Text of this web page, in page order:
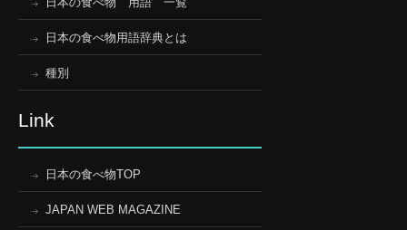
日本の食べ物用語辞典とは
種別
Link
日本の食べ物TOP
JAPAN WEB MAGAZINE